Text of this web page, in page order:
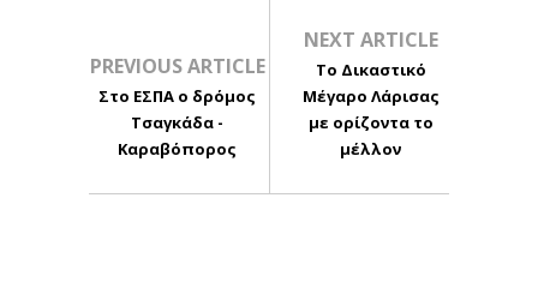
PREVIOUS ARTICLE
Στο ΕΣΠΑ o δρόμος
Τσαγκάδα -
Καραβόπορος
NEXT ARTICLE
Το Δικαστικό
Μέγαρο Λάρισας
με ορίζοντα το
μέλλον